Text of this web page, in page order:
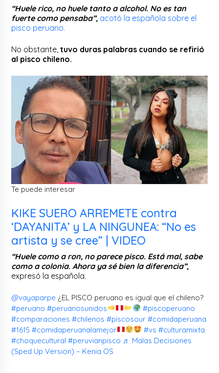
“Huele rico, no huele tanto a alcohol. No es tan
fuerte como pensaba”, acotó la española sobre el
pisco peruano.
No obstante, tuvo duras palabras cuando se refirió
al pisco chileno.
Te puede interesar
KIKE SUERO ARREMETE contra
‘DAYANITA’ y LA NINGUNEA: “No es
artista y se cree” | VIDEO
“Huele como a ron, no parece pisco. Está mal, sabe
como a colonia. Ahora ya sé bien la diferencia”,
expresó la española.
@vayaparpe ¿EL PISCO peruano es igual que el chileno?
#peruano #peruanosunidos
#piscoperuano
#comparaciones #chilenos #piscosour #comidaperuana
#1615 #comidaperuanalamejor #vs #culturamixta
#choquecultural #peruvianpisco ♬ Malas Decisiones
(Sped Up Version) – Kenia OS